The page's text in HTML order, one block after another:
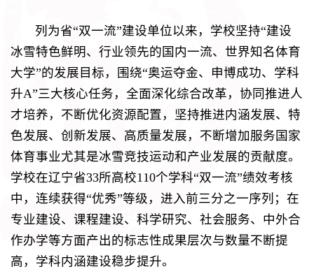
列为省“双一流”建设单位以来，学校坚持“建设
冰雪特色鲜明、行业领先的国内一流、世界知名体育
大学”的发展目标，围绕“奥运夺金、申博成功、学科
升A”三大核心任务，全面深化综合改革，协同推进人
才培养，不断优化资源配置，坚持推进内涵发展、特
色发展、创新发展、高质量发展，不断增加服务国家
体育事业尤其是冰雪竞技运动和产业发展的贡献度。
学校在辽宁省33所高校110个学科“双一流”绩效考核
中，连续获得“优秀”等级，进入前三分之一序列；在
专业建设、课程建设、科学研究、社会服务、中外合
作办学等方面产出的标志性成果层次与数量不断提
高，学科内涵建设稳步提升。